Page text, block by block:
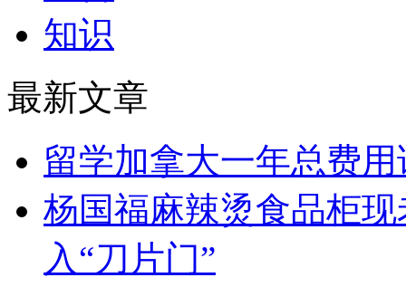
知识
最新文章
留学加拿大一年总费
杨国福麻辣烫食品柜
入“刀片门”